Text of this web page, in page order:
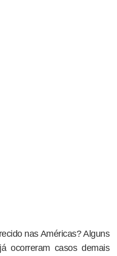
nas Américas? Alguns
ocorreram casos demais